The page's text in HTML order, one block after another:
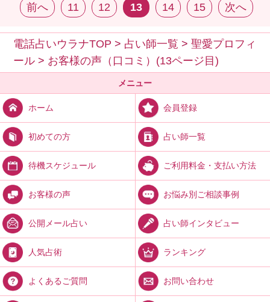
前へ 11 12 13 14 15 次へ
電話占いウラナTOP > 占い師一覧 >聖愛プロフィ
ール > お客様の声（口コミ）(13ページ目)
メニュー
ホーム 会員登録
初めての方 占い師一覧
待機スケジュール ご利用料金・支払い方法
お客様の声 お悩み別ご相談事例
公開メール占い 占い師インタビュー
人気占術 ランキング
よくあるご質問 お問い合わせ